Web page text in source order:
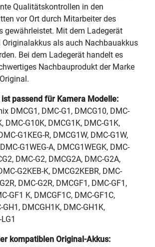
Qualitätskontrollen in den
vor Ort durch Mitarbeiter des
gewährleistet. Mit dem Ladegerät
Originalakkus als auch Nachbauakkus
Bei dem Ladegerät handelt es
Nachbauprodukt der Marke
passend für Kamera Modelle:
DMCG1, DMC-G1, DMCG10, DMC-
DMC-G10K, DMCG1K, DMC-G1K,
G1KEG-R, DMCG1W, DMC-G1W,
G1WEG-A, DMCG1WEGK, DMC-
DMC-G2, DMCG2A, DMC-G2A,
G2KEB-K, DMCG2KEBR, DMC-
DMC-G2R, DMCGF1, DMC-GF1,
GF1 K, DMCGF1C, DMC-GF1C,
GH1, DMCGH1K, DMC-GH1K,
kompatiblen Original-Akkus: